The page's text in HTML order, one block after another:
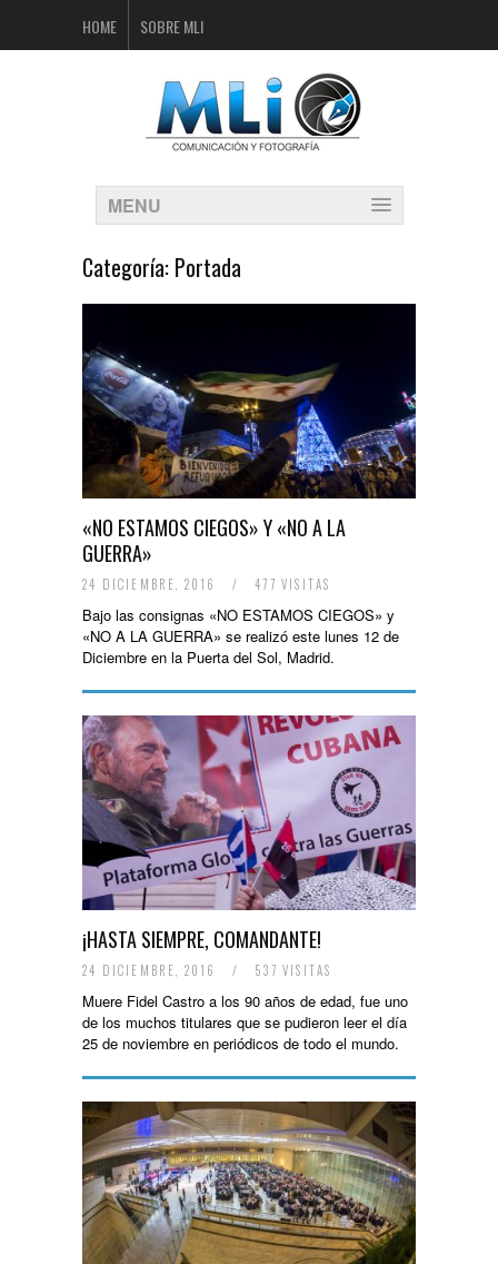
HOME SOBRE MLI
MENU
Categoría: Portada
«NO ESTAMOS CIEGOS» Y «NO A LA
GUERRA»
24 DICIEMBRE, 2016 / 477 VISITAS
Bajo las consignas «NO ESTAMOS CIEGOS» y
«NO A LA GUERRA» se realizó este lunes 12 de
Diciembre en la Puerta del Sol, Madrid.
¡HASTA SIEMPRE, COMANDANTE!
24 DICIEMBRE, 2016 / 537 VISITAS
Muere Fidel Castro a los 90 años de edad, fue uno
de los muchos titulares que se pudieron leer el día
25 de noviembre en periódicos de todo el mundo.